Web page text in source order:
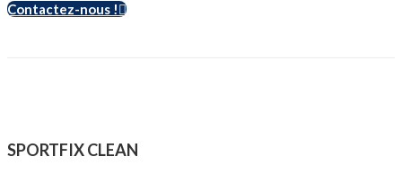
Contactez-nous !
SPORTFIX CLEAN